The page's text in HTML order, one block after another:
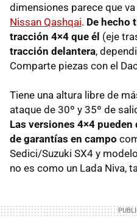
dimensiones parece que
Nissan Qashqai. De hecho
tracción 4×4 que él (eje
tracción delantera,
Comparte piezas con el
Tiene una altura libre de
ataque de 30º y 35º de
Las versiones 4×4
de garantías en campo
Sedici/Suzuki SX4 y
no es como un Lada Niva,